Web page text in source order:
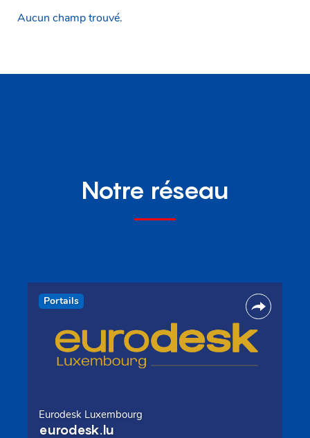
Aucun champ trouvé.
Notre réseau
Portails
Eurodesk Luxembourg
eurodesk.lu